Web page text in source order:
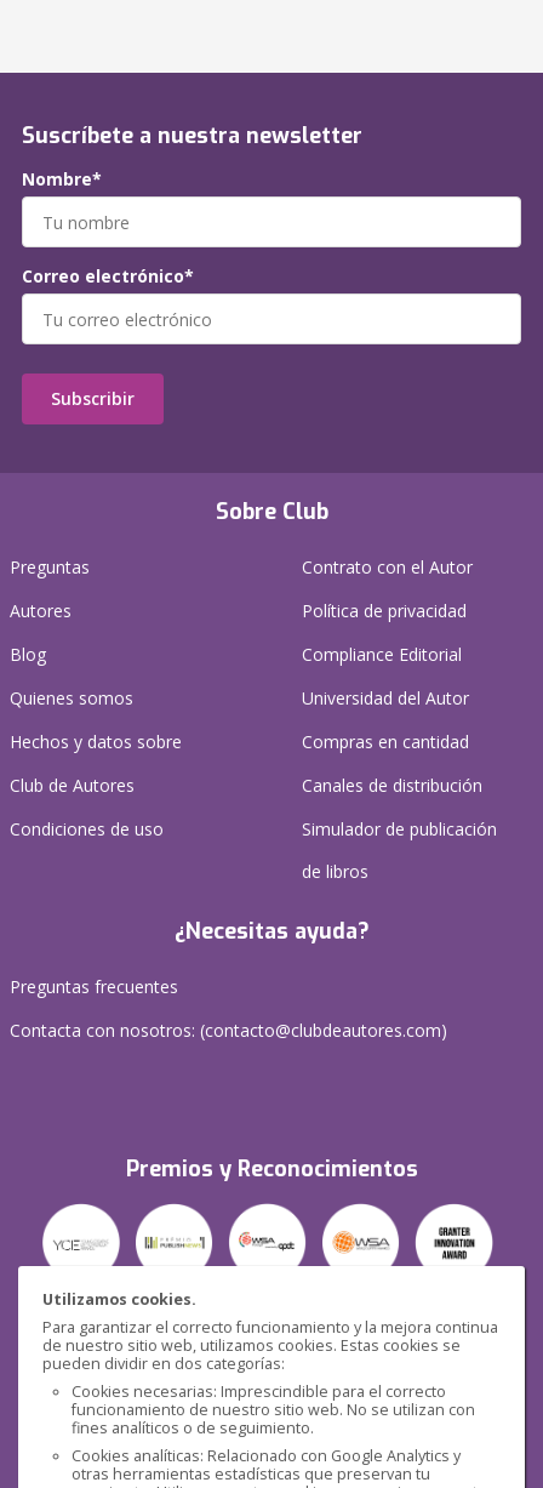
Utilizamos cookies.
Para garantizar el correcto funcionamiento y la mejora continua
de nuestro sitio web, utilizamos cookies. Estas cookies se
pueden dividir en dos categorías:
Cookies necesarias: Imprescindible para el correcto
funcionamiento de nuestro sitio web. No se utilizan con
fines analíticos o de seguimiento.
Cookies analíticas: Relacionado con Google Analytics y
otras herramientas estadísticas que preservan tu
Sobre Club
Preguntas
Autores
Blog
Quienes somos
Hechos y datos sobre
Club de Autores
Condiciones de uso
Contrato con el Autor
Política de privacidad
Compliance Editorial
Universidad del Autor
Compras en cantidad
Canales de distribución
Simulador de publicación
de libros
¿Necesitas ayuda?
Preguntas frecuentes
Contacta con nosotros: (contacto@clubdeautores.com)
Premios y Reconocimientos
Seguridad
Suscríbete a nuestra newsletter
Nombre*
Correo electrónico*
Subscribir